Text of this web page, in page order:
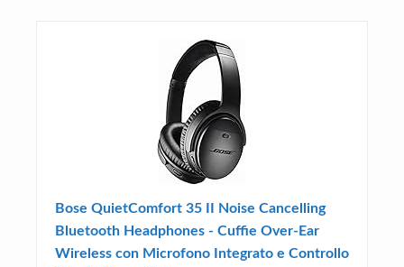
Bose QuietComfort 35 II Noise Cancelling
Bluetooth Headphones - Cuffie Over-Ear
Wireless con Microfono Integrato e Controllo